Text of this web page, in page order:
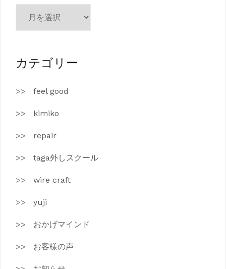
カ
ブ
カテゴリー
feel good
kimiko
repair
taga外しスクール
wire craft
yuji
おかげマインド
お客様の声